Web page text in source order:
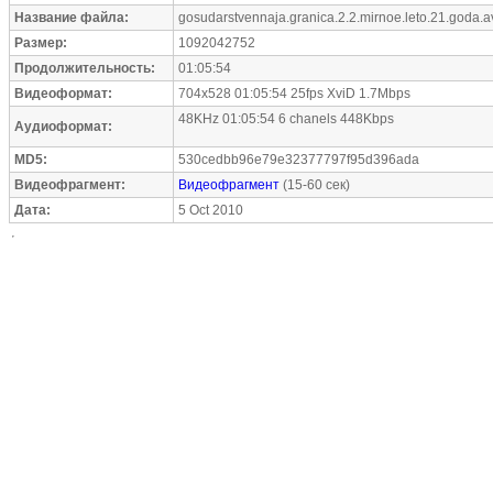
Название файла:
Размер:
1092042752
Продолжительность:
01:05:54
Видеоформат:
704x528 01:05:54 25fps XviD 1.7Mbps
Аудиоформат: 48KHz 01:05:54 6 chanels 448Kbps
MD5:
530cedbb96e79e32377797f95d396ada
Видеофрагмент:
Видеофрагмент (15-60 сек)
Дата:
5 Oct 2010